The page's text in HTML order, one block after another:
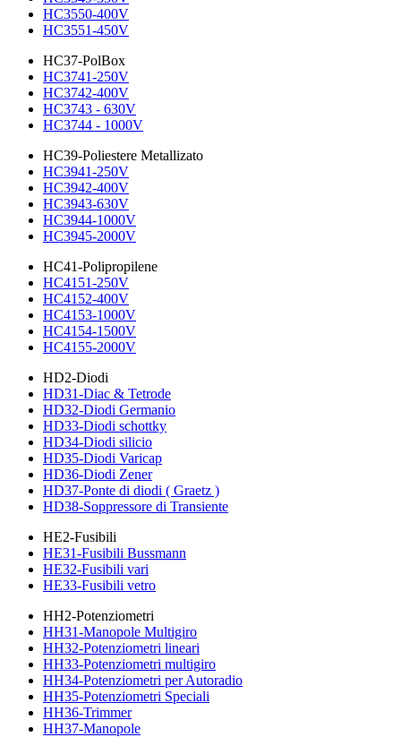
HC3550-400V
HC3551-450V
HC37-PolBox
HC3741-250V
HC3742-400V
HC3743 - 630V
HC3744 - 1000V
HC39-Poliestere Metallizato
HC3941-250V
HC3942-400V
HC3943-630V
HC3944-1000V
HC3945-2000V
HC41-Polipropilene
HC4151-250V
HC4152-400V
HC4153-1000V
HC4154-1500V
HC4155-2000V
HD2-Diodi
HD31-Diac & Tetrode
HD32-Diodi Germanio
HD33-Diodi schottky
HD34-Diodi silicio
HD35-Diodi Varicap
HD36-Diodi Zener
HD37-Ponte di diodi ( Graetz )
HD38-Soppressore di Transiente
HE2-Fusibili
HE31-Fusibili Bussmann
HE32-Fusibili vari
HE33-Fusibili vetro
HH2-Potenziometri
HH31-Manopole Multigiro
HH32-Potenziometri lineari
HH33-Potenziometri multigiro
HH34-Potenziometri per Autoradio
HH35-Potenziometri Speciali
HH36-Trimmer
HH37-Manopole